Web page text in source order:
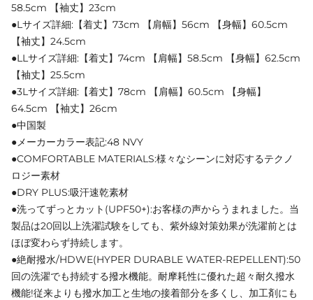
58.5cm 【袖丈】23cm
●Lサイズ詳細:【着丈】73cm 【肩幅】56cm 【身幅】60.5cm
【袖丈】24.5cm
●LLサイズ詳細:【着丈】74cm 【肩幅】58.5cm 【身幅】62.5cm
【袖丈】25.5cm
●3Lサイズ詳細:【着丈】78cm 【肩幅】60.5cm 【身幅】
64.5cm 【袖丈】26cm
●中国製
●メーカーカラー表記:48 NVY
●COMFORTABLE MATERIALS:様々なシーンに対応するテクノ
ロジー素材
●DRY PLUS:吸汗速乾素材
●洗ってずっとカット(UPF50+):お客様の声からうまれました。当
製品は20回以上洗濯試験をしても、紫外線対策効果が洗濯前とは
ほぼ変わらず持続します。
●絶耐撥水/HDWE(HYPER DURABLE WATER-REPELLENT):50
回の洗濯でも持続する撥水機能。耐摩耗性に優れた超々耐久撥水
機能!従来よりも撥水加工と生地の接着部分を多くし、加工剤にも